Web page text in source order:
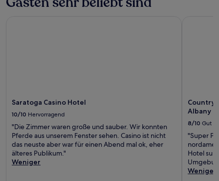
Saratoga Casino Hotel
10/10 Hervorragend
"Die Zimmer waren große und sauber. Wir konnten
Pferde aus unserem Fenster sehen. Casino ist nicht
das neuste aber war für einen Abend mal ok, eher
älteres Publikum."
Weniger
Country
Albany
8/10 Gut
"Super
Hotel
Weniger